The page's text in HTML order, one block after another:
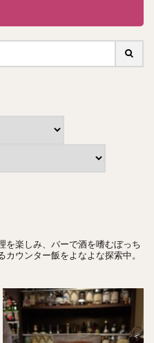
を楽しみ、バーで酒を嗜むぼっち
ウンター飯をよなよな探索中。